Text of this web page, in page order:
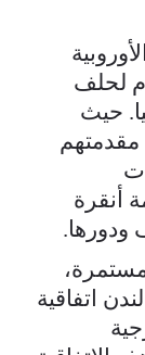
لحلف
حيث
مقدمتهم
أنقرة
ودورها.
اتفاقية